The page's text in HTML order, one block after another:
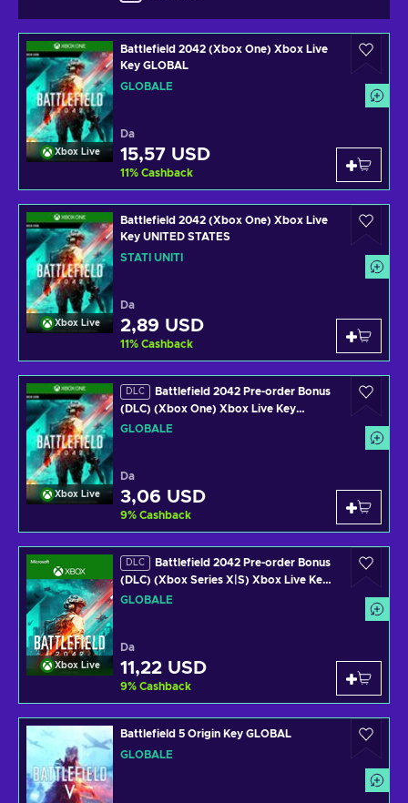
Xbox Live
Battlefield 2042 (Xbox One) Xbox Live
Key GLOBAL
GLOBALE
Da
15,57 USD
11% Cashback
Xbox Live
Battlefield 2042 (Xbox One) Xbox Live
Key UNITED STATES
STATI UNITI
Da
2,89 USD
11% Cashback
Xbox Live
DLC
Battlefield 2042 Pre-order Bonus
(DLC) (Xbox One) Xbox Live Key
GLOBAL
GLOBALE
Da
3,06 USD
9% Cashback
Xbox Live
DLC
Battlefield 2042 Pre-order Bonus
(DLC) (Xbox Series X|S) Xbox Live Key
GLOBAL
GLOBALE
Da
11,22 USD
9% Cashback
Battlefield 5 Origin Key GLOBAL
GLOBALE